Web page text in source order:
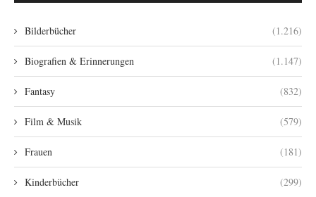
Bilderbücher (1.216)
Biografien & Erinnerungen (1.147)
Fantasy (832)
Film & Musik (579)
Frauen (181)
Kinderbücher (299)